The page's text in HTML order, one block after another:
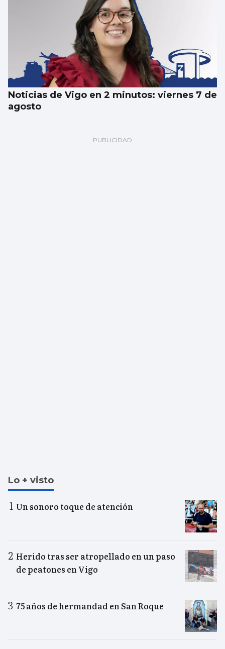
Noticias de Vigo en 2 minutos: viernes 7 de
agosto
Lo + visto
Un sonoro toque de atención
Herido tras ser atropellado en un paso
de peatones en Vigo
75 años de hermandad en San Roque